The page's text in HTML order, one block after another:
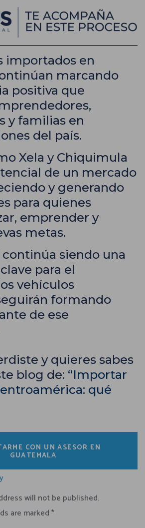
importados en
marcando
positiva que
y familias en
del país.
Xela y Chiquimula
de un mercado
y generando
para quienes
emprender y
metas.
siendo una
para el
vehículos
formando
de ese
y quieres sabes
blog de: “Importar
qué
CON UN ASESOR EN
GUATEMALA
will not be published.
are marked*